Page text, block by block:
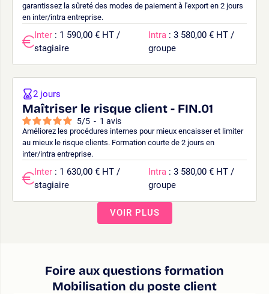
garantissez la sûreté des modes de paiement à l'export en 2 jours
en inter/intra entreprise.
Inter : 1 590,00 € HT /
stagiaire
Intra : 3 580,00 € HT /
groupe
Maîtriser le risque client - FIN.01
5/5 - 1 avis
Améliorez les procédures internes pour mieux encaisser et limiter
au mieux le risque clients. Formation courte de 2 jours en
inter/intra entreprise.
2 jours
Inter : 1 630,00 € HT /
stagiaire
Intra : 3 580,00 € HT /
groupe
VOIR PLUS
Foire aux questions formation
Mobilisation du poste client